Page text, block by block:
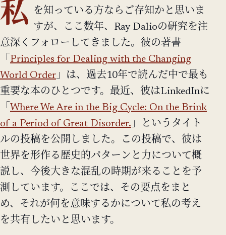
私 を知っている方ならご存知かと思いま
すが、ここ数年、Ray Dalioの研究を注
意深くフォローしてきました。彼の著書
「 Principles for Dealing with the Changing
World Order 」は、過去10年で読んだ中で最も
重要な本のひとつです。最近、彼はLinkedInに
「 Where We Are in the Big Cycle: On the Brink
of a Period of Great Disorder. 」というタイト
ルの投稿を公開しました。この投稿で、彼は
世界を形作る歴史的パターンと力について概
説し、今後大きな混乱の時期が来ることを予
測しています。ここでは、その要点をまと
め、それが何を意味するかについて私の考え
を共有したいと思います。